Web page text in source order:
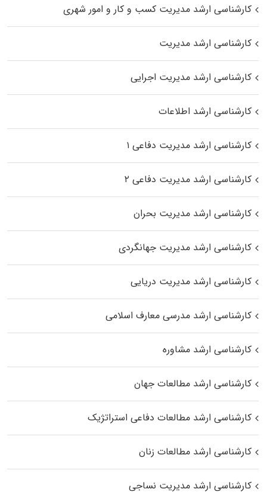
کارشناسی ارشد مدیریت کسب و کار و امور شهری
کارشناسی ارشد مدیریت
کارشناسی ارشد مدیریت اجرایی
کارشناسی ارشد اطلاعات
کارشناسی ارشد مدیریت دفاعی ۱
کارشناسی ارشد مدیریت دفاعی ۲
کارشناسی ارشد مدیریت بحران
کارشناسی ارشد مدیریت جهانگردی
کارشناسی ارشد مدیریت دریایی
کارشناسی ارشد مدرسی معارف اسلامی
کارشناسی ارشد مشاوره
کارشناسی ارشد مطالعات جهان
کارشناسی ارشد مطالعات دفاعی استراتژیک
کارشناسی ارشد مطالعات زنان
کارشناسی ارشد مدیریت نساجی